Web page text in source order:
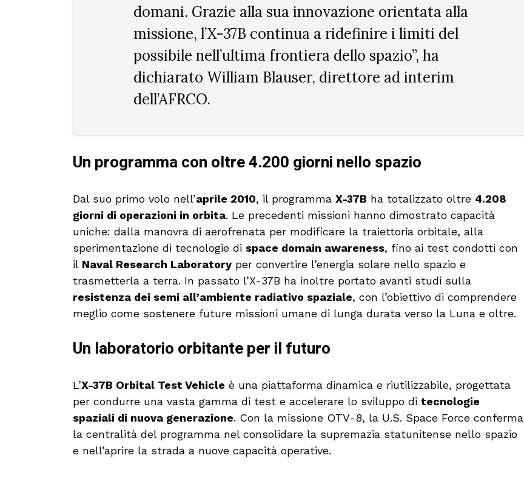
domani. Grazie alla sua innovazione orientata alla
missione, l’X-37B continua a ridefinire i limiti del
possibile nell’ultima frontiera dello spazio”, ha
dichiarato William Blauser, direttore ad interim
dell’AFRCO.
Un programma con oltre 4.200 giorni nello spazio
Dal suo primo volo nell’aprile 2010, il programma X-37B ha totalizzato oltre 4.208
giorni di operazioni in orbita. Le precedenti missioni hanno dimostrato capacità
uniche: dalla manovra di aerofrenata per modificare la traiettoria orbitale, alla
sperimentazione di tecnologie di space domain awareness, fino ai test condotti con
il Naval Research Laboratory per convertire l’energia solare nello spazio e
trasmetterla a terra. In passato l’X-37B ha inoltre portato avanti studi sulla
resistenza dei semi all’ambiente radiativo spaziale, con l’obiettivo di comprendere
meglio come sostenere future missioni umane di lunga durata verso la Luna e oltre.
Un laboratorio orbitante per il futuro
L’X-37B Orbital Test Vehicle è una piattaforma dinamica e riutilizzabile, progettata
per condurre una vasta gamma di test e accelerare lo sviluppo di tecnologie
spaziali di nuova generazione. Con la missione OTV-8, la U.S. Space Force conferma
la centralità del programma nel consolidare la supremazia statunitense nello spazio
e nell’aprire la strada a nuove capacità operative.